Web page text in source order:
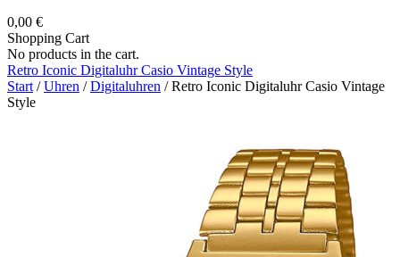
0,00 €
Shopping Cart
No products in the cart.
Retro Iconic Digitaluhr Casio Vintage Style
Start /Uhren /Digitaluhren / Retro Iconic Digitaluhr Casio Vintage
Style